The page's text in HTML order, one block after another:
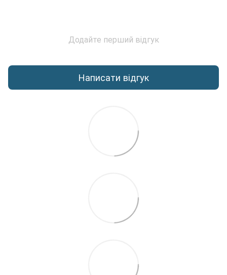
Додайте перший відгук
Написати відгук